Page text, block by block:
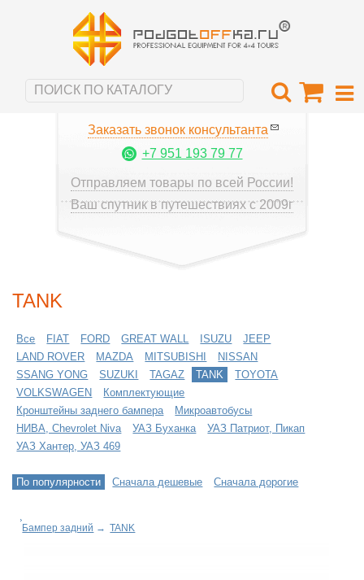
Заказать звонок консультанта
+7 951 193 79 77
Отправляем товары по всей России!
Ваш спутник в путешествиях с 2009г
TANK
Все FIAT FORD GREAT WALL ISUZU
JEEP
LAND ROVER
MAZDA MITSUBISHI
NISSAN
SSANG YONG
SUZUKI TAGAZ TANK
TOYOTA
VOLKSWAGEN
Комплектующие
Кронштейны заднего бампера
Микроавтобусы
НИВА, Chevrolet Niva
УАЗ Буханка
УАЗ Патриот, Пикап
УАЗ Хантер, УАЗ 469
По популярности Сначала дешевые Сначала дорогие
Бампер задний → TANK